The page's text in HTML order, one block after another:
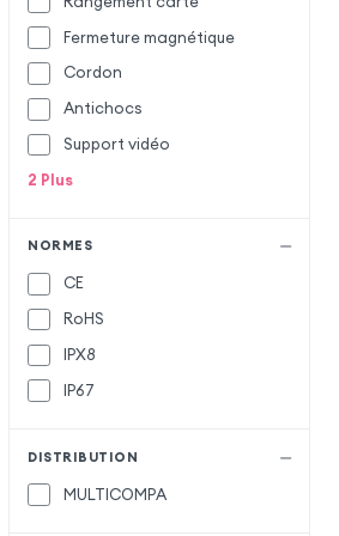
Fermeture magnétique
Cordon
Antichocs
Support vidéo
2 Plus
NORMES
CE
RoHS
IPX8
IP67
DISTRIBUTION
MULTICOMPA